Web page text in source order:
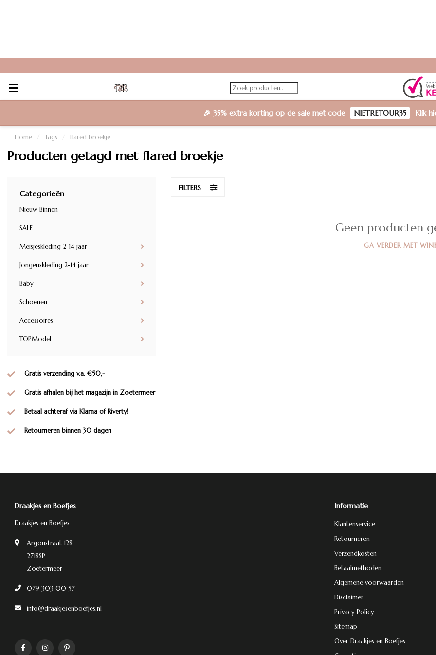
🎉 35% extra korting op de sale met code NIETRETOUR35 Klik
Home / Tags / flared broekje
Producten getagd met flared broekje
Categorieën
Nieuw Binnen
SALE
Meisjeskleding 2-14 jaar
Jongenskleding 2-14 jaar
Baby
Schoenen
Accessoires
TOPModel
Gratis verzending v.a. €50,-
Gratis afhalen bij het magazijn in Zoetermeer
Betaal achteraf via Klarna of Riverty!
Retourneren binnen 30 dagen
FILTERS
Geen producten
GA VERDER MET
Draakjes en Boefjes
Draakjes en Boefjes
Argonstraat 128
2718SP
Zoetermeer
079 303 00 57
info@draakjesenboefjes.nl
Informatie
Klantenservice
Retourneren
Verzendkosten
Betaalmethoden
Algemene voorwaarden
Disclaimer
Privacy Policy
Sitemap
Over Draakjes en Boefjes